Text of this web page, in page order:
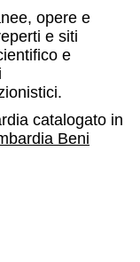
opere e
e siti
e
catalogato in
Beni